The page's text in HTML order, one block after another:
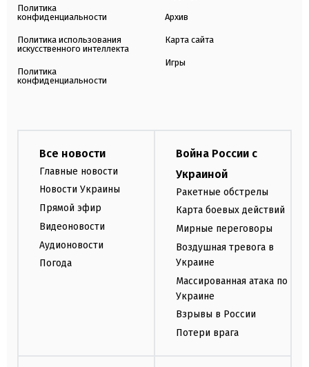
Политика
конфиденциальности
Политика использования
искусственного интеллекта
Политика
конфиденциальности
Архив
Карта сайта
Игры
Все новости
Главные новости
Новости Украины
Прямой эфир
Видеоновости
Аудионовости
Погода
Война России с
Украиной
Ракетные обстрелы
Карта боевых действий
Мирные переговоры
Воздушная тревога в
Украине
Массированная атака по
Украине
Взрывы в России
Потери врага